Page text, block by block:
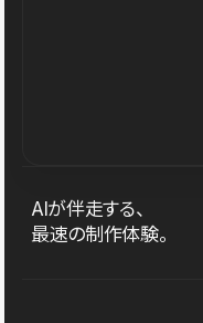
AIが伴走する、
最速の制作体験。